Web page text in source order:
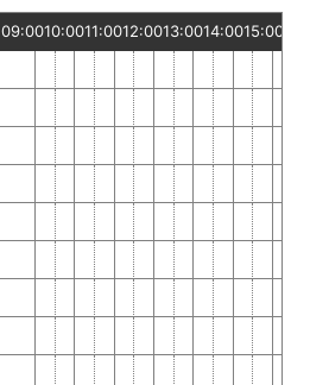
09:0010:0011:0012:0013:0014:0015:00